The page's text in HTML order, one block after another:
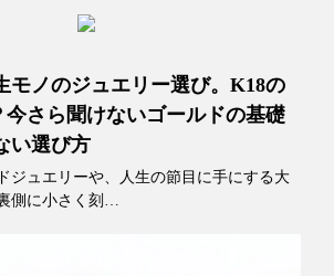
モノのジュエリー選び。K18の
今さら聞けないゴールドの基礎
い選び方
ジュエリーや、人生の節目に手にする大
側に小さく刻…